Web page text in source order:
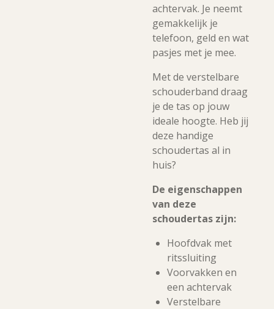
achtervak. Je neemt
gemakkelijk je
telefoon, geld en wat
pasjes met je mee.
Met de verstelbare
schouderband draag
je de tas op jouw
ideale hoogte. Heb jij
deze handige
schoudertas al in
huis?
De eigenschappen
van deze
schoudertas zijn:
Hoofdvak met
ritssluiting
Voorvakken en
een achtervak
Verstelbare